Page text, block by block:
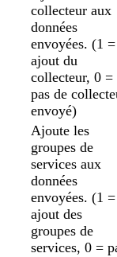
collecteur aux
données
envoyées. (1 =
ajout du
collecteur, 0 =
pas de
envoyé)
Ajoute les
groupes de
services aux
données
envoyées. (1 =
ajout des
groupes de
services, 0 =